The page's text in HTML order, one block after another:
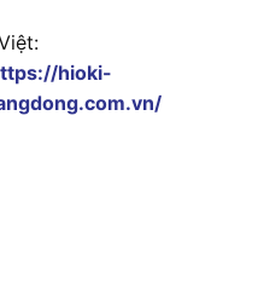
hioki-